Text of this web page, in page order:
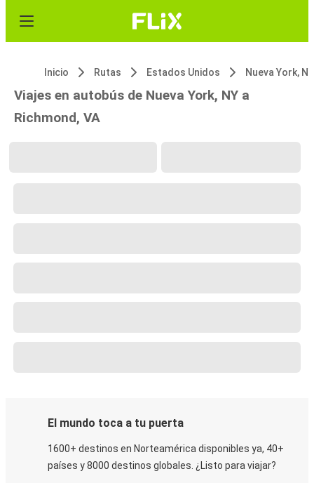
Inicio Rutas Estados Unidos Nueva York, NY
Viajes en autobús de Nueva York, NY a
Richmond, VA
El mundo toca a tu puerta
1600+ destinos en Norteamérica disponibles ya, 40+
países y 8000 destinos globales. ¿Listo para viajar?